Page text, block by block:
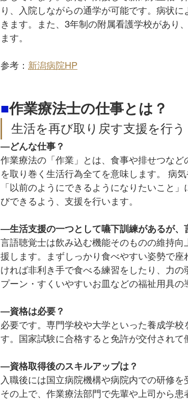
り、入院しながらの通学が可能です。病状
きます。また、3年制の附属看護学校があり
ます。
参考： 新潟病院HP
■作業療法士の仕事とは？
生活を再び取り戻す支援を行う
―どんな仕事？
作業療法の「作業」とは、食事や排せつな
を取り巻く生活行為全てを意味します。 病
「以前のようにできるようになりたいこと
びできるよう、支援を行います。
―生活支援の一つとして嚥下訓練があるが、
言語聴覚士は飲み込む機能そのものの維持
援します。まずしっかり食べやすい姿勢で
ければ非利き手で食べる練習をしたり、力
プーン・すくいやすいお皿などの福祉用具の
―資格は必要？
必要です。専門学校や大学といった養成学
す。国家試験に合格すると免許が交付されて
―資格取得後のスキルアップは？
入職後には国立病院機構や病院内での研修を
その上で、作業療法部門で先輩や上司から